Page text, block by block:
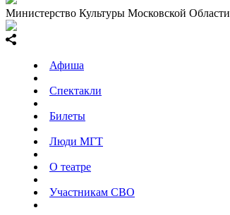
Министерство Культуры Московской Области
Афиша
Спектакли
Билеты
Люди МГТ
О театре
Участникам СВО